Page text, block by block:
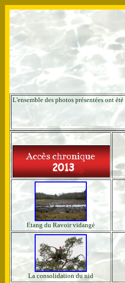
L'ensemble des photos présentées ont
Etang du Ravoir vidangé
La consolidation du nid